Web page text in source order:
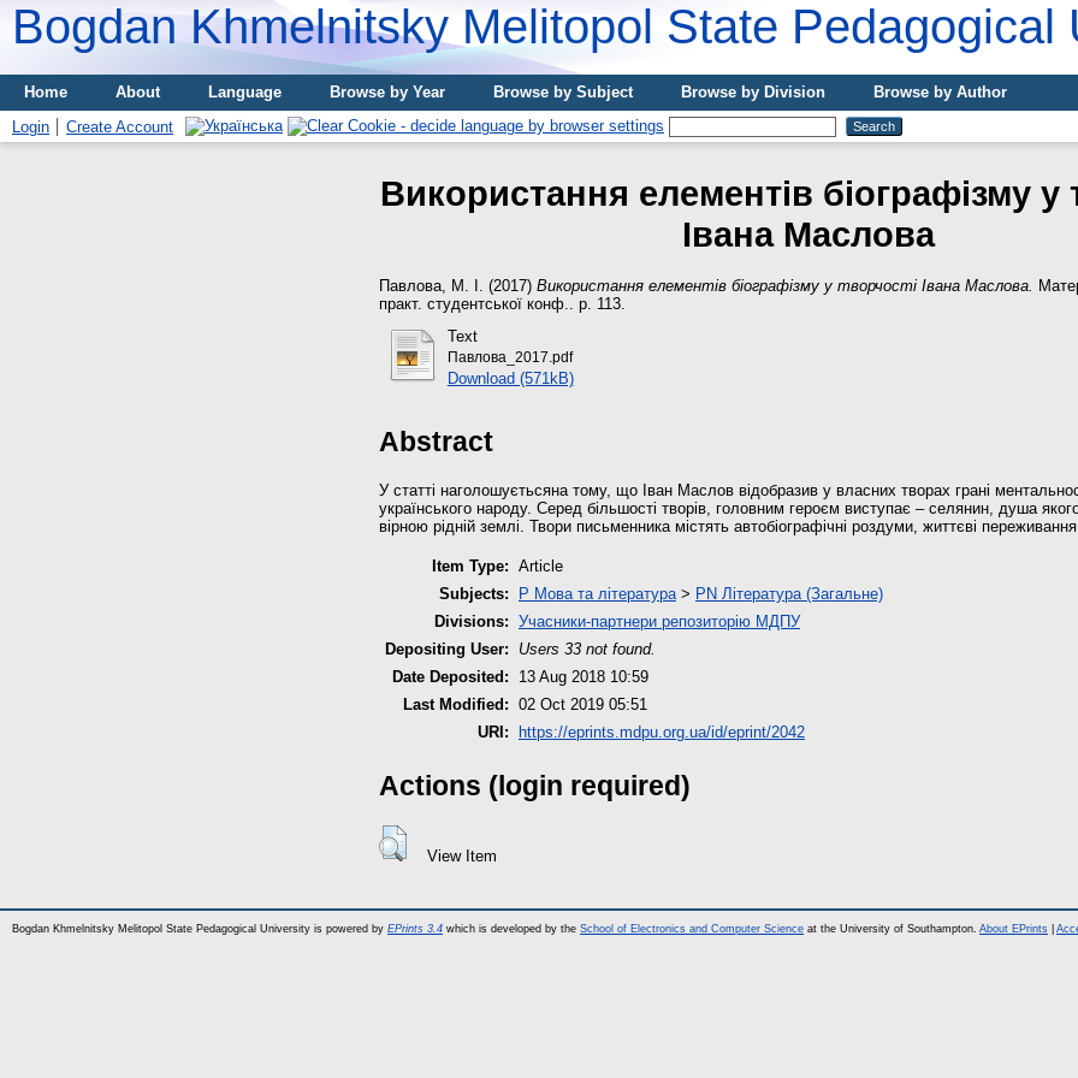
Bogdan Khmelnitsky Melitopol State Pedagogical
Home About Language Browse by Year Browse by Subject Browse by Division
Browse by Author
Login
Create Account
Використaння елементiв бiогрaфiзму у
Iвaнa Масловa
Павлова, М. І. (2017) Використaння елементiв бiогрaфiзму у творчостi Iвaнa Масловa.
практ. студентської конф.. p. 113.
Text
Павлова_2017.pdf
Download (571kB)
Abstract
У статті наголошуєтьсяна тому, що Іван Маслов відобразив у власних творах грані
українського народу. Серед більшості творів, головним героєм виступає – селянин, душа
вірною рідній землі. Твори письменника містять автобіографічні роздуми, життєві
Item Type: Article
Subjects:
P Мова та література> PN Література (Загальне)
Divisions: Учасники-партнери репозиторію МДПУ
Depositing User:
Users 33 not found.
Date Deposited:
13 Aug 2018 10:59
Last Modified: 02 Oct 2019 05:51
URI:
https://eprints.mdpu.org.ua/id/eprint/2042
Actions (login required)
View Item
Bogdan Khmelnitsky Melitopol State Pedagogical University is powered by EPrints 3.4 which is developed by the School of Electronics and Computer Science at the University of Southampton. About EPrints